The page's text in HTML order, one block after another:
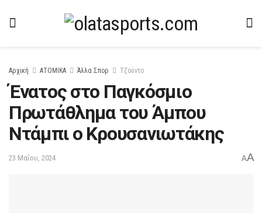
Αρχική ΑΤΟΜΙΚΑ Άλλα Σπορ Τζούντο
Ένατος στο Παγκόσμιο
Πρωτάθλημα του Άμπου
Ντάμπι ο Κρουσανιωτάκης
23 Μαΐου, 2024 AA